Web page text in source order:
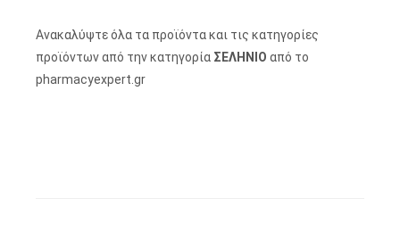
Ανακαλύψτε όλα τα προϊόντα και τις κατηγορίες
προϊόντων από την κατηγορία ΣΕΛΗΝΙΟ από το
pharmacyexpert.gr